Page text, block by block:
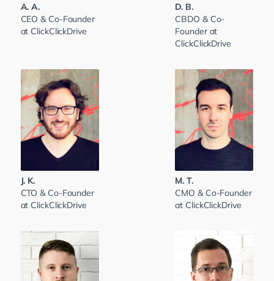
A. A.
CEO & Co-Founder
at ClickClickDrive
D. B.
CBDO & Co-
Founder at
ClickClickDrive
J. K.
CTO & Co-Founder
at ClickClickDrive
M. T.
CMO & Co-Founder
at ClickClickDrive